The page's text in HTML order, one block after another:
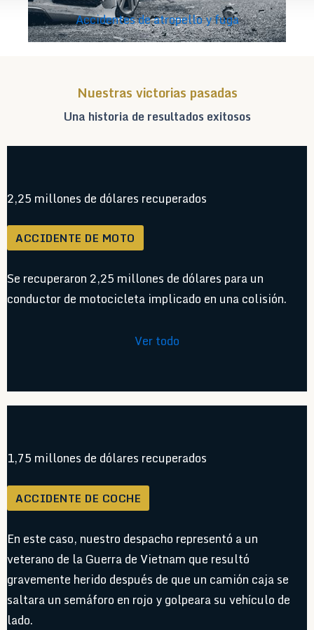
Accidentes de atropello y fuga
Nuestras victorias pasadas
Una historia de resultados exitosos
2,25 millones de dólares recuperados
ACCIDENTE DE MOTO
Se recuperaron 2,25 millones de dólares para un
conductor de motocicleta implicado en una colisión.
Ver todo
1,75 millones de dólares recuperados
ACCIDENTE DE COCHE
En este caso, nuestro despacho representó a un
veterano de la Guerra de Vietnam que resultó
gravemente herido después de que un camión caja se
saltara un semáforo en rojo y golpeara su vehículo de
lado.